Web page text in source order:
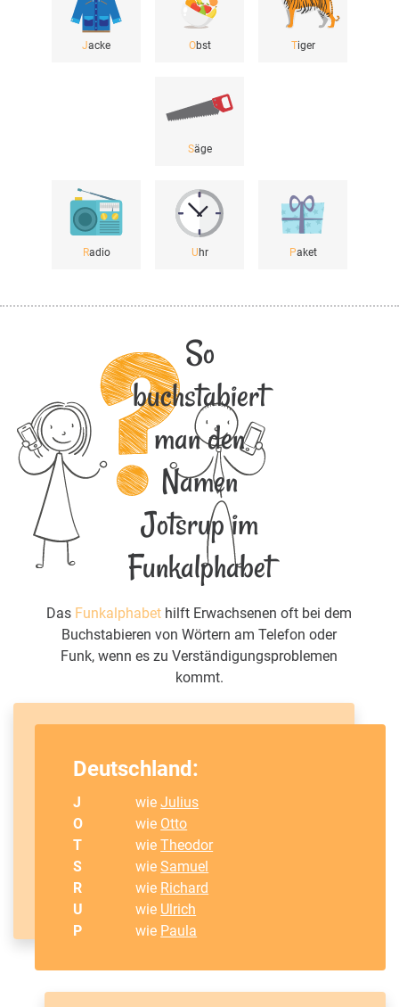
Jacke Obst Tiger
Säge
Radio Uhr Paket
So
buchstabiert
man den
Namen
Jotsrup im
Funkalphabet
Das Funkalphabet hilft Erwachsenen oft bei dem
Buchstabieren von Wörtern am Telefon oder
Funk, wenn es zu Verständigungsproblemen
kommt.
Deutschland:
J wieJulius
O
wie Otto
T
wieTheodor
S
wieSamuel
R
wie Richard
U
wie Ulrich
P
wie Paula